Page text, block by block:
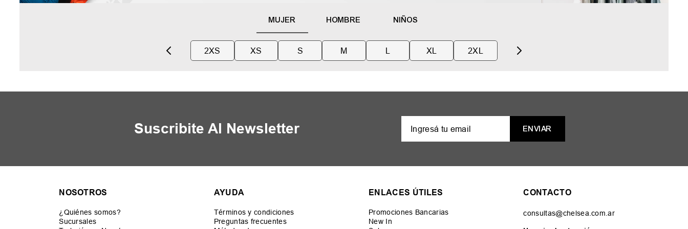
MUJER HOMBRE NIÑOS
2XS XS S M L XL 2XL
Suscribite Al Newsletter ENVIAR
NOSOTROS
¿Quiénes somos?
Sucursales
AYUDA
Términos y condiciones
Preguntas frecuentes
ENLACES ÚTILES
Promociones Bancarias
New In
CONTACTO
consultas@chelsea.com.ar